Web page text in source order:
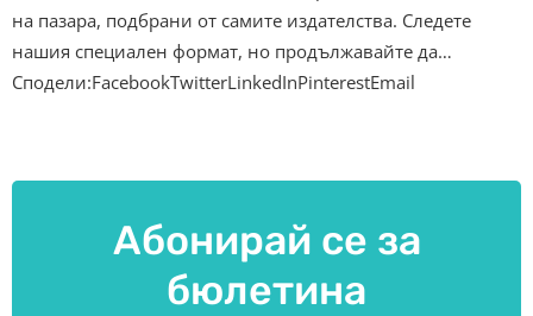
на пазара, подбрани от самите издателства. Следете
нашия специален формат, но продължавайте да…
Сподели:FacebookTwitterLinkedInPinterestEmail
Абонирай се за
бюлетина